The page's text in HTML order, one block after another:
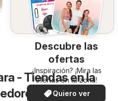
Descubre las
ofertas
¿Inspiración? ¡Mira las
ofertas en tu zona!
Quiero ver
- Tiendas en la